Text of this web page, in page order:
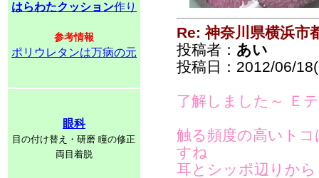
はらわたクッション作り
参考情報
ポリウレタンは万病の元
眼科
目の付け替え・研磨 瞳の修正
両目着脱
Re: 神奈川県横浜市
投稿者： あい
投稿日：2012/06/
了解しました～ Ｅ
触る頻度の高いト
すね
耳とシッポ辺りか